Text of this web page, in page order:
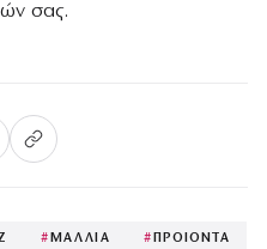
σας.
#ΜΑΛΛΙΑ #ΠΡΟΙΟΝΤΑ